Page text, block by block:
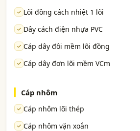
Lõi đồng cách nhiệt 1 lõi
Dây cách điện nhựa PVC
Cáp dây đôi mềm lõi đồng
Cáp dây đơn lõi mềm VCm
Cáp nhôm
Cáp nhôm lõi thép
Cáp nhôm vặn xoắn